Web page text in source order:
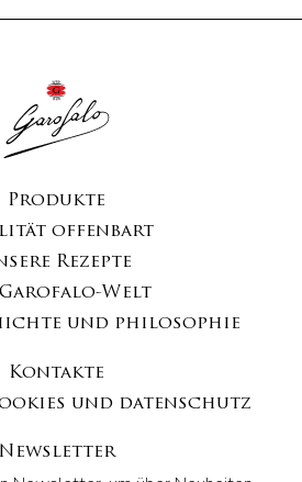
Produkte
offenbart
Rezepte
Garofalo-Welt
und philosophie
Kontakte
und datenschutz
Newsletter